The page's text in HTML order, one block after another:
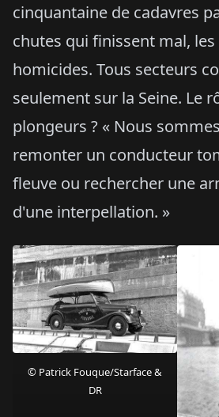
cinquantaine de cadavres
chutes qui finissent mal,
homicides. Tous secteurs
seulement sur la Seine. Le
plongeurs ? « Nous
remonter un conducteur
fleuve ou rechercher une
d'une interpellation. »
© Patrick Fouque/Starface &
DR